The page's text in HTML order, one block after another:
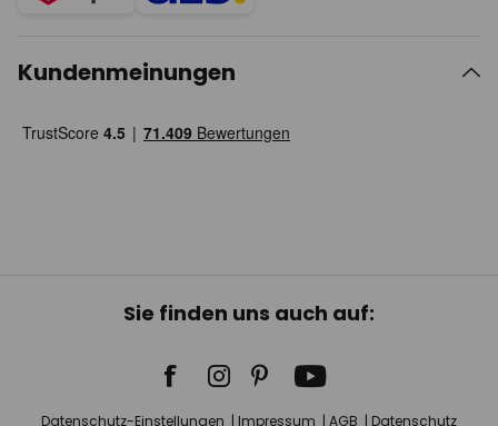
Kundenmeinungen
Sie finden uns auch auf:
Datenschutz-Einstellungen Impressum AGB Datenschutz